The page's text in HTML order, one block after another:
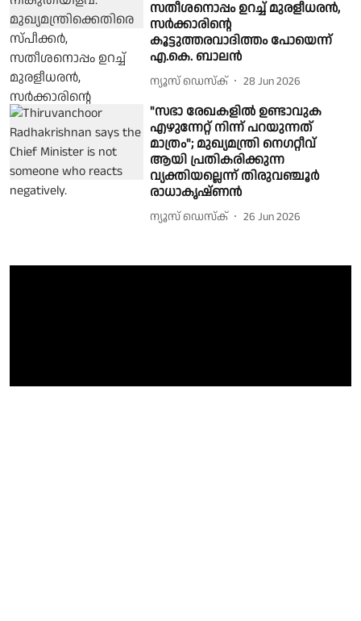
സതീശനൊപ്പം ഉറച്ച് മുരളീധരൻ,
സർക്കാരിൻ്റെ
കൂട്ടുത്തരവാദിത്തം പോയെന്ന്
എ.കെ. ബാലൻ
ന്യൂസ് ഡെസ്ക് 28 Jun 2026
"സഭാ രേഖകളിൽ ഉണ്ടാവുക
എഴുന്നേറ്റ് നിന്ന് പറയുന്നത്
മാത്രം"; മുഖ്യമന്ത്രി നെഗറ്റീവ്
ആയി പ്രതികരിക്കുന്ന
വ്യക്തിയല്ലെന്ന് തിരുവഞ്ചൂർ
രാധാകൃഷ്ണൻ
ന്യൂസ് ഡെസ്ക് 26 Jun 2026